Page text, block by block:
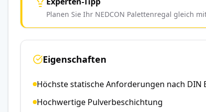
Planen Sie Ihr NEDCON Palettenregal gleich
Eigenschaften
Höchste statische Anforderungen nach DIN
Hochwertige Pulverbeschichtung